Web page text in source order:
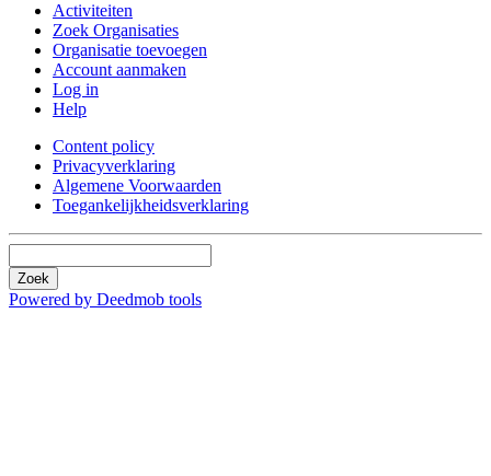
Activiteiten
Zoek Organisaties
Organisatie toevoegen
Account aanmaken
Log in
Help
Content policy
Privacyverklaring
Algemene Voorwaarden
Toegankelijkheidsverklaring
Zoek
Powered by Deedmob tools